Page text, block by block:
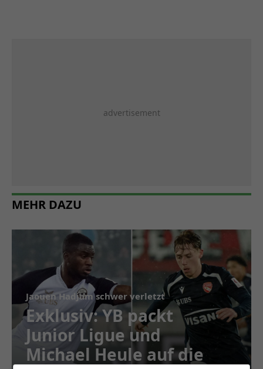
MEHR DAZU
Jaouen Hadjam schwer verletzt
Exklusiv: YB packt
Junior Ligue und
Michael Heule auf die